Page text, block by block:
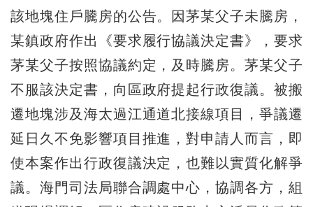
該地塊住戶騰房的公告。因茅某父子未騰房，
某鎮政府作出《要求履行協議決定書》，要求
茅某父子按照協議約定，及時騰房。茅某父子
不服該決定書，向區政府提起行政復議。被搬
遷地塊涉及海太過江通道北接線項目，爭議遷
延日久不免影響項目推進，對申請人而言，即
使本案作出行政復議決定，也難以實質化解爭
議。海門司法局聯合調處中心，協調各方，組